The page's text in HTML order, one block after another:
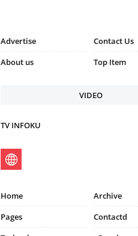
Advertise
Contact Us
About us
Top Item
VIDEO
TV INFOKU
Home
Archive
Pages
Contactd